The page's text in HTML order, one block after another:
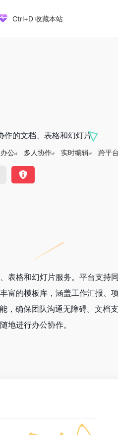
Ctrl+D 收藏本站
作的文档、表格和幻灯片
公 多人协作 实时编辑 跨平台
表格和幻灯片服务。平台支持
富的模板库，涵盖工作汇报、
，确保团队沟通无障碍。文档
地进行办公协作。